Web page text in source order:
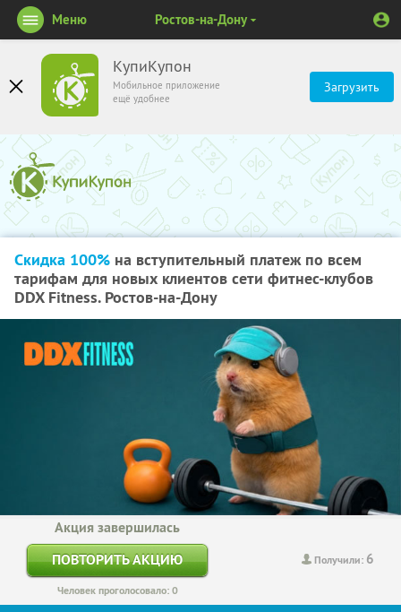
КупиКупон
Мобильное приложение
ещё удобнее
Загрузить
Меню Ростов-на-Дону
Скидка 100% на вступительный платеж по всем
тарифам для новых клиентов сети фитнес-клубов
DDX Fitness. Ростов-на-Дону
Получили: 6
Акция завершилась
ПОВТОРИТЬ АКЦИЮ
Человек проголосовало: 0